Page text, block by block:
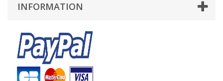
INFORMATION